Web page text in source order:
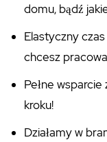
domu, bądź
Elastyczny
chcesz
Pełne
kroku!
Działamy w